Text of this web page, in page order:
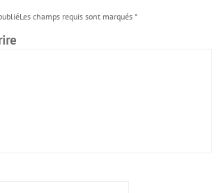
champs requis sont marqués *